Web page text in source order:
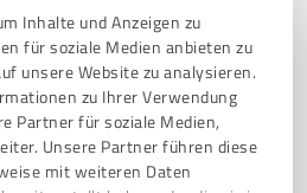
Inhalte und Anzeigen zu
für soziale Medien anbieten zu
unsere Website zu analysieren.
zu Ihrer Verwendung
Partner für soziale Medien,
Unsere Partner führen diese
mit weiteren Daten
VOGTLAND
12, 08228 Rodewisch
koehler-immo.de/